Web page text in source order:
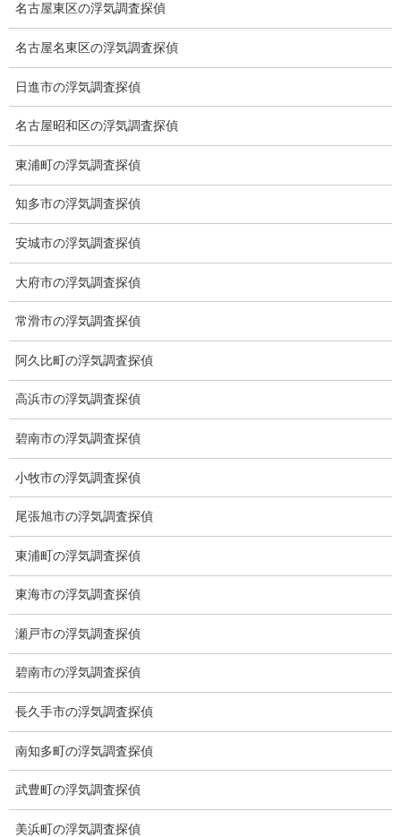
総合探偵社ミライリサーチ
Toshin.Sakuraビル 10F
ベストビル6B
愛知県公安委員会 第54250033号
【出張面談いたします】
子供のお迎え、パート、お仕事の都合などで、お時間のない方、
愛知県内でご面談場所のご要望がございましたら、お申し付けく
ださい。
名古屋東区の浮気調査探偵
名古屋名東区の浮気調査探偵
日進市の浮気調査探偵
名古屋昭和区の浮気調査探偵
東浦町の浮気調査探偵
知多市の浮気調査探偵
安城市の浮気調査探偵
大府市の浮気調査探偵
常滑市の浮気調査探偵
阿久比町の浮気調査探偵
高浜市の浮気調査探偵
碧南市の浮気調査探偵
小牧市の浮気調査探偵
尾張旭市の浮気調査探偵
東浦町の浮気調査探偵
東海市の浮気調査探偵
瀬戸市の浮気調査探偵
碧南市の浮気調査探偵
長久手市の浮気調査探偵
南知多町の浮気調査探偵
武豊町の浮気調査探偵
美浜町の浮気調査探偵